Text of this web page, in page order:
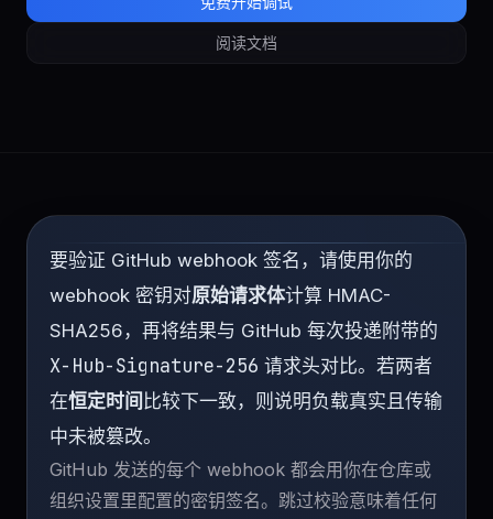
阅读文档
要验证 GitHub webhook 签名，请使用你的
webhook 密钥对原始请求体计算 HMAC-
SHA256，再将结果与 GitHub 每次投递附带的
X-Hub-Signature-256 请求头对比。若两者
在恒定时间 比较下一致，则说明负载真实且传输
中未被篡改。
GitHub 发送的每个 webhook 都会用你在仓库或
组织设置里配置的密钥签名。跳过校验意味着任何